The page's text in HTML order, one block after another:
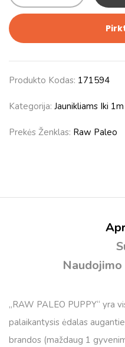
Produkto Kodas: 171594
Kategorija: Jaunikliams Iki 1m
Prekės Ženklas: Raw Paleo
„RAW PALEO PUPPY“ yra
palaikantysis ėdalas
brandos (maždaug 1